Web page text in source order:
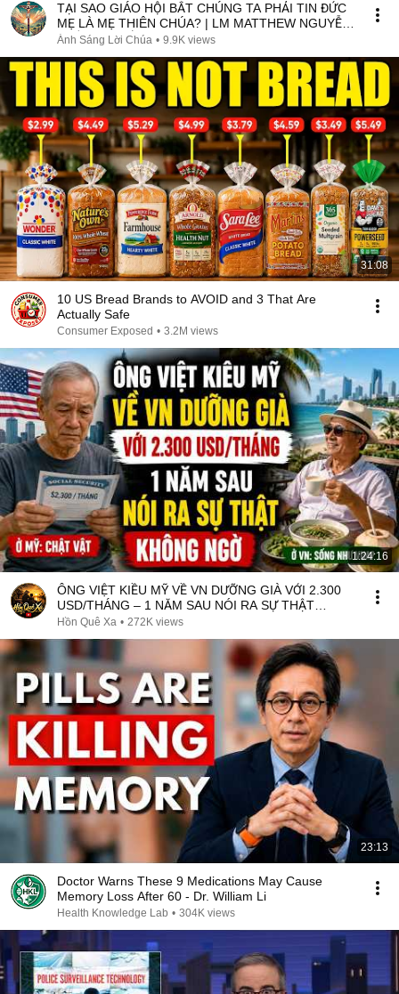
TẠI SAO GIÁO HỘI BẮT CHÚNG TA PHẢI TIN ĐỨC
MẸ LÀ MẸ THIÊN CHÚA? | LM MATTHEW NGUYỄN
KHẮC HY GIẢI ĐÁP
Ánh Sáng Lời Chúa • 9.9K views
31:08
10 US Bread Brands to AVOID and 3 That Are
Actually Safe
Consumer Exposed • 3.2M views
1:24:16
ÔNG VIỆT KIỀU MỸ VỀ VN DƯỠNG GIÀ VỚI 2.300
USD/THÁNG – 1 NĂM SAU NÓI RA SỰ THẬT
KHÔNG NGỜ
Hồn Quê Xa • 272K views
23:13
Doctor Warns These 9 Medications May Cause
Memory Loss After 60 - Dr. William Li
Health Knowledge Lab • 304K views